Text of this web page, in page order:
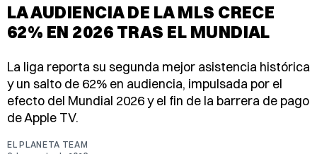
LA AUDIENCIA DE LA MLS CRECE
62% EN 2026 TRAS EL MUNDIAL
La liga reporta su segunda mejor asistencia histórica
y un salto de 62% en audiencia, impulsada por el
efecto del Mundial 2026 y el fin de la barrera de pago
de Apple TV.
EL PLANETA TEAM